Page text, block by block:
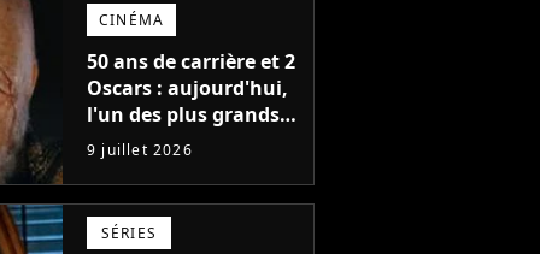
détruisait de plus en
plus
CINÉMA
50 ans de carrière et 2
Oscars : aujourd'hui,
l'un des plus grands
acteurs de tous les
temps fête ses 70 ans
9 juillet 2026
SÉRIES